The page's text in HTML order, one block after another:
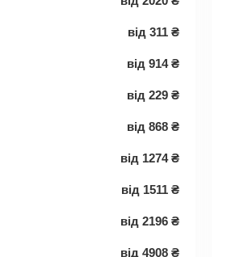
від 311 ₴
від 914 ₴
від 229 ₴
від 868 ₴
від 1274 ₴
від 1511 ₴
від 2196 ₴
від 4908 ₴